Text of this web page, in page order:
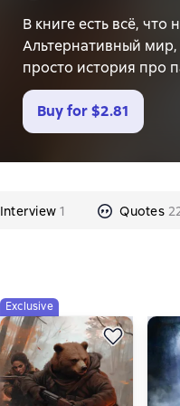
В книге есть всё,
Альтернативный
просто история про
весьма интересную
Buy for$2.81
Interview 1 Quotes
Exclusive